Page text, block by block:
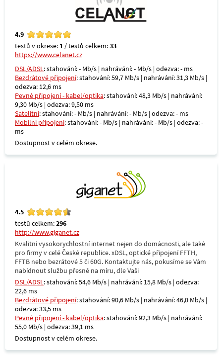
4.9
testů v okrese: 1 / testů celkem:33
https://www.celanet.cz
DSL/ADSL: stahování: - Mb/s | nahrávání: - Mb/s | odezva: - ms
Bezdrátové připojení: stahování: 59,7 Mb/s | nahrávání: 31,3 Mb/s |
odezva: 12,6 ms
Pevné připojení - kabel/optika: stahování: 48,3 Mb/s | nahrávání:
9,30 Mb/s | odezva: 9,50 ms
Satelitní: stahování: - Mb/s | nahrávání: - Mb/s | odezva: - ms
Mobilní připojení: stahování: - Mb/s | nahrávání: - Mb/s | odezva: -
ms
Dostupnost v celém okrese.
4.5
testů celkem:296
http://www.giganet.cz
Kvalitní vysokorychlostní internet nejen do domácnosti, ale také
pro firmy v celé České republice. xDSL, optické připojení FFTH,
FFTB nebo bezrátové 5 či 60G. Kontaktujte nás, pokusíme se Vám
nabídnout službu přesně na míru, dle Vaši
DSL/ADSL: stahování: 54,6 Mb/s | nahrávání: 15,8 Mb/s | odezva:
22,6 ms
Bezdrátové připojení: stahování: 90,6 Mb/s | nahrávání: 46,0 Mb/s |
odezva: 33,5 ms
Pevné připojení - kabel/optika: stahování: 92,3 Mb/s | nahrávání:
55,0 Mb/s | odezva: 39,1 ms
Dostupnost v celém okrese.